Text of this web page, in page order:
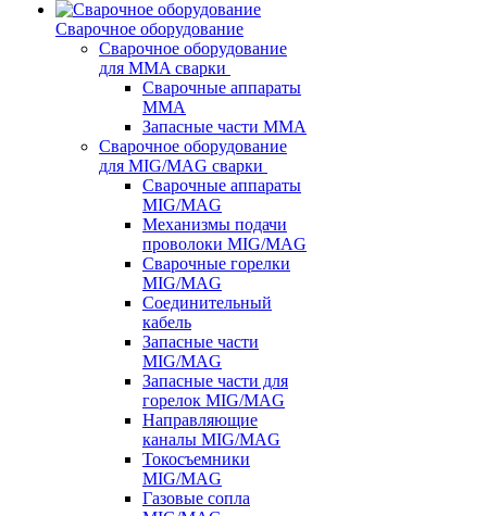
Сварочное оборудование
Сварочное оборудование
для MMA сварки
Сварочные аппараты
MMA
Запасные части MMA
Сварочное оборудование
для MIG/MAG сварки
Сварочные аппараты
MIG/MAG
Механизмы подачи
проволоки MIG/MAG
Сварочные горелки
MIG/MAG
Соединительный
кабель
Запасные части
MIG/MAG
Запасные части для
горелок MIG/MAG
Направляющие
каналы MIG/MAG
Токосъемники
MIG/MAG
Газовые сопла